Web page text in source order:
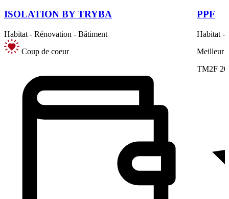
ISOLATION BY TRYBA
Habitat - Rénovation - Bâtiment
Coup de coeur
PPF
Habitat -
Meilleur
TM2F